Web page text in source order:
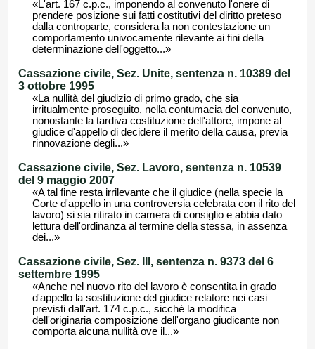
«L'art. 167 c.p.c., imponendo al convenuto l'onere di
prendere posizione sui fatti costitutivi del diritto preteso
dalla controparte, considera la non contestazione un
comportamento univocamente rilevante ai fini della
determinazione dell'oggetto...»
Cassazione civile, Sez. Unite, sentenza n. 10389 del
3 ottobre 1995
«La nullità del giudizio di primo grado, che sia
irritualmente proseguito, nella contumacia del convenuto,
nonostante la tardiva costituzione dell'attore, impone al
giudice d'appello di decidere il merito della causa, previa
rinnovazione degli...»
Cassazione civile, Sez. Lavoro, sentenza n. 10539
del 9 maggio 2007
«A tal fine resta irrilevante che il giudice (nella specie la
Corte d'appello in una controversia celebrata con il rito del
lavoro) si sia ritirato in camera di consiglio e abbia dato
lettura dell'ordinanza al termine della stessa, in assenza
dei...»
Cassazione civile, Sez. III, sentenza n. 9373 del 6
settembre 1995
«Anche nel nuovo rito del lavoro è consentita in grado
d'appello la sostituzione del giudice relatore nei casi
previsti dall'art. 174 c.p.c., sicché la modifica
dell'originaria composizione dell'organo giudicante non
comporta alcuna nullità ove il...»